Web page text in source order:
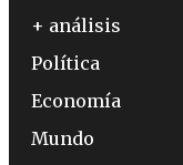
+ análisis
Política
Economía
Mundo